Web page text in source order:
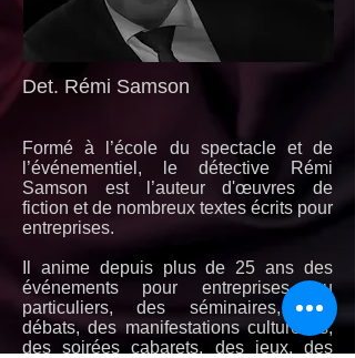
Det. Rémi Samson
Formé à l’école du spectacle et de
l’événementiel, le détective Rémi
Samson est l’auteur d'œuvres de
fiction et de nombreux textes écrits pour
entreprises.
anime depuis plus de 25 ans des
événements pour entreprises ou
particuliers, des séminaires, des
débats, des manifestations culturelles,
dessoirées cabarets, des jeux, des